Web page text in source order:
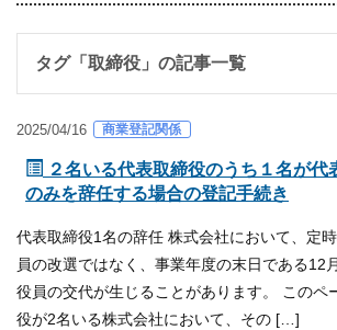
タグ「 取締役 」の記事一覧
2025/04/16 商業登記関係
２名いる代表取締役のうち１名が代
のみを辞任する場合の登記手続き
代表取締役1名の辞任 株式会社において、定
員の改選ではなく、事業年度の末日である12
役員の交代が生じることがあります。 このペ
役が2名いる株式会社において、その […]